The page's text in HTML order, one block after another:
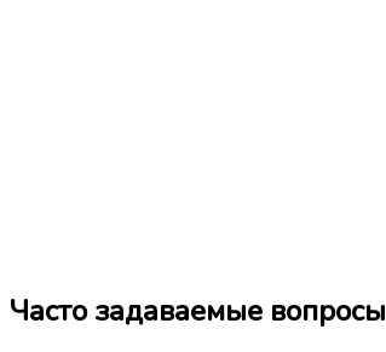
Часто задаваемые вопросы